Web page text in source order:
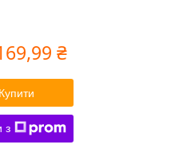
₴
Купити
з